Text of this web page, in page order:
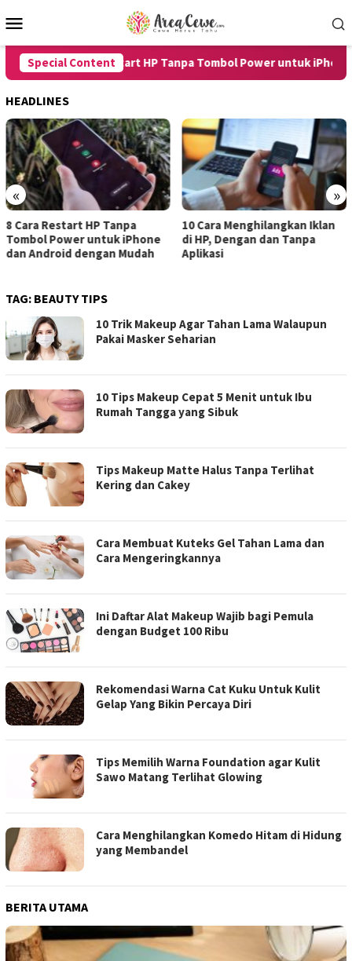
to
Menu
Special Content
8 Cara Restart HP Tanpa Tombol Power untuk iPhone
HEADLINES
« »
10 Cara Menghilangkan Iklan
di HP, Dengan dan Tanpa
Aplikasi
7 Cara Merekam Suara di HP
untuk Android dan iPhone
dengan Hasil Jernih
TAG: BEAUTY TIPS
10 Trik Makeup Agar Tahan Lama Walaupun
Pakai Masker Seharian
10 Tips Makeup Cepat 5 Menit untuk Ibu
Rumah Tangga yang Sibuk
Tips Makeup Matte Halus Tanpa Terlihat
Kering dan Cakey
Cara Membuat Kuteks Gel Tahan Lama dan
Cara Mengeringkannya
Ini Daftar Alat Makeup Wajib bagi Pemula
dengan Budget 100 Ribu
Rekomendasi Warna Cat Kuku Untuk Kulit
Gelap Yang Bikin Percaya Diri
Tips Memilih Warna Foundation agar Kulit
Sawo Matang Terlihat Glowing
Cara Menghilangkan Komedo Hitam di Hidung
yang Membandel
BERITA UTAMA